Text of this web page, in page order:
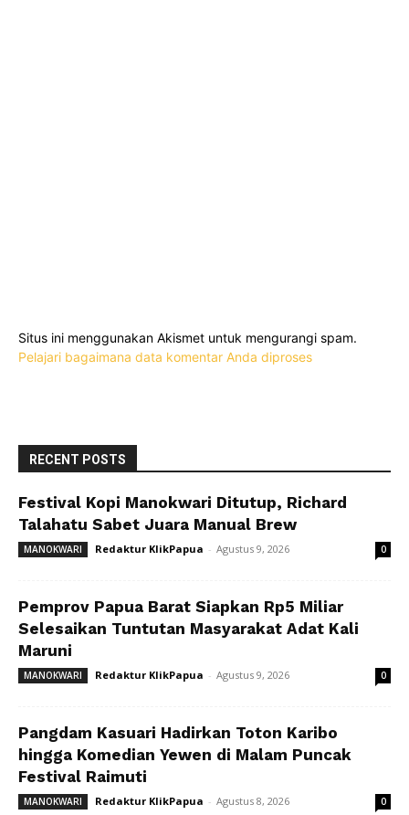
Situs ini menggunakan Akismet untuk mengurangi spam.
Pelajari bagaimana data komentar Anda diproses
RECENT POSTS
Festival Kopi Manokwari Ditutup, Richard
Talahatu Sabet Juara Manual Brew
MANOKWARI Redaktur KlikPapua - Agustus 9, 2026 0
Pemprov Papua Barat Siapkan Rp5 Miliar
Selesaikan Tuntutan Masyarakat Adat Kali
Maruni
MANOKWARI Redaktur KlikPapua - Agustus 9, 2026 0
Pangdam Kasuari Hadirkan Toton Karibo
hingga Komedian Yewen di Malam Puncak
Festival Raimuti
MANOKWARI Redaktur KlikPapua - Agustus 8, 2026 0